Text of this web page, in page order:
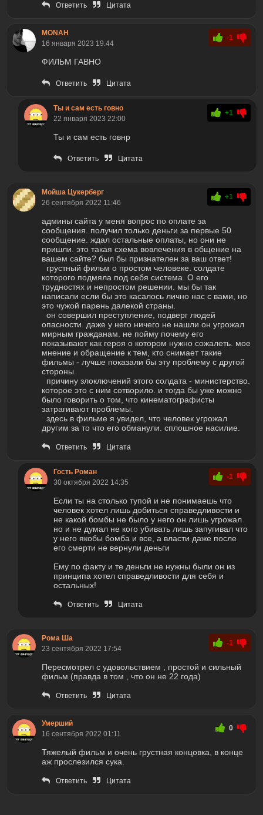
Ответить Цитата
MONAH
16 января 2023 19:44
-1
ФИЛЬМ ГАВНО
Ответить Цитата
Ты и сам есть говно
22 января 2023 22:00
+1
Ты и сам есть говнр
Ответить Цитата
Мойша Цукерберг
26 сентября 2022 11:46
+1
админы сайта у меня вопрос по оплате за
сообщения. получил только деньги за первые 50
сообщение. ждал остальные оплаты, но они не
пришли. это такая схема вовлечения в общение на
вашем сайте? был бы признателен за ваш ответ!
грустный фильм о простом человеке. солдате
которого подмяла под себя система. О его
трудностях и непростом решении. мы бы так
написали если бы это касалось лично нас с вами, но
это чужой парень далекой страны.
он совершил преступление, подверг людей
опасности. даже у него ничего не нашли он угрожал
мирным гражданам. не пойму почему его
показывают как героя о котором нужно сожалеть. мое
мнение и обращение к тем, кто снимает такие
фильмы - лучше показали бы эту проблему с другой
стороны.
причину злоключений этого солдата - министерство.
которое это с ним сотворило. и тогда бы уже можно
было говорить о том, что кинематографисты
затрагивают проблемы.
здесь в фильме я увидел, что человек угрожал
другим за то что его обманули. сплошное насилие.
Ответить Цитата
Гость Роман
30 октября 2022 14:35
-1
Если ты на столько тупой и не понимаешь что
человек хотел лишь добиться справедливости и
не какой бомбы не было у него он лишь угрожал
но и не думал не кого убивать лишь запугивал что
у него якобы бомба и все, а власти даже после
его смерти не вернули деньги
Ему по факту и те деньги не нужны были он из
принципа хотел справедливости для себя и
остальных!
Ответить Цитата
Рома Ша
23 сентября 2022 17:54
-1
Пересмотрел с удовольствием , простой и сильный
фильм (правда в том , что он не 22 года)
Ответить Цитата
Умерший
16 сентября 2022 01:11
0
Тяжелый фильм и очень грустная концовка, в конце
аж прослезился сука.
Ответить Цитата